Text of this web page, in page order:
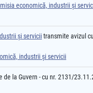
economică, industrii şi
şi serviciitransmite avizul
industrii şi servicii
de la Guvern - cu nr. 2131/